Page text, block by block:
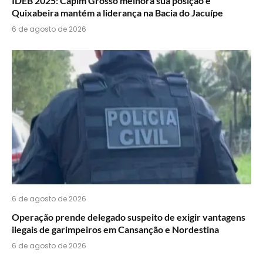
Quixabeira mantém a liderança na Bacia do Jacuípe
6 de agosto de 2026
6 de agosto de 2026
Operação prende delegado suspeito de exigir vantagens
ilegais de garimpeiros em Cansanção e Nordestina
6 de agosto de 2026